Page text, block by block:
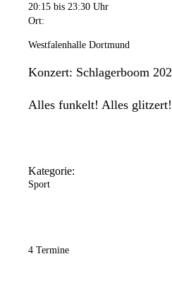
20:15 bis 23:30 Uhr
Ort:
Westfalenhalle Dortmund
Konzert: Schlagerboom
Alles funkelt! Alles glitzert!
Kategorie:
Sport
4 Termine